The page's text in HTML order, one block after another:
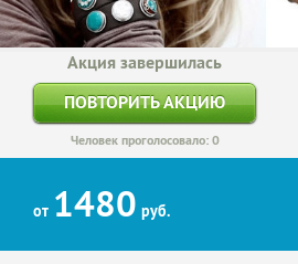
Акция завершилась
ПОВТОРИТЬ АКЦИЮ
Человек проголосовало: 0
от 1480 руб.